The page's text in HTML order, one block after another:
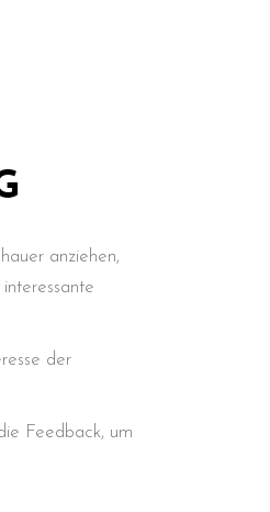
anziehen,
der
Feedback, um